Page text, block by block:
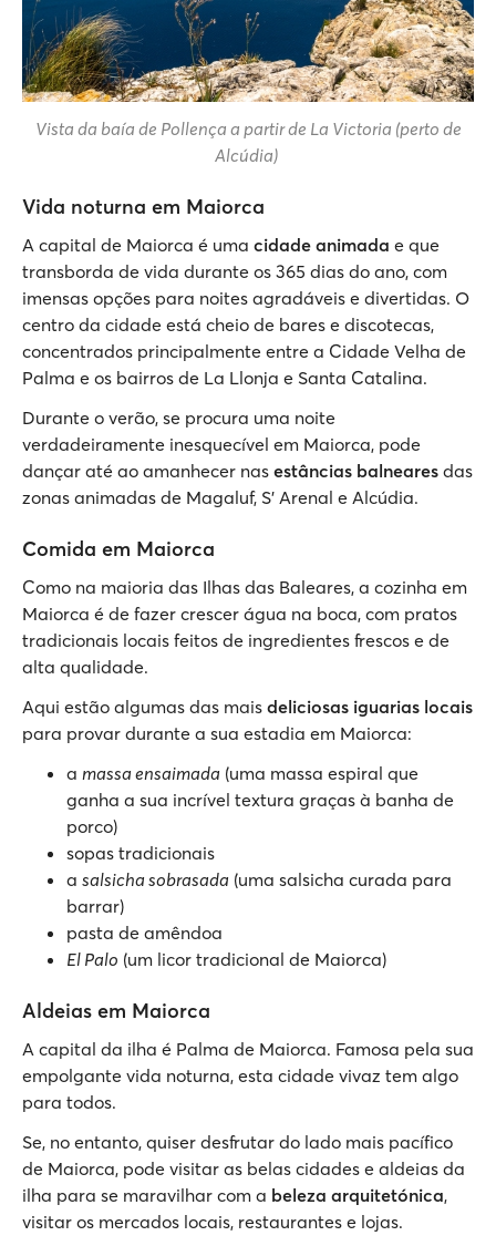
Vista da baía de Pollença a partir de La Victoria (perto de
Alcúdia)
Vida noturna em Maiorca
A capital de Maiorca é uma cidade animada e que
transborda de vida durante os 365 dias do ano, com
imensas opções para noites agradáveis e divertidas. O
centro da cidade está cheio de bares e discotecas,
concentrados principalmente entre a Cidade Velha de
Palma e os bairros de La Llonja e Santa Catalina.
Durante o verão, se procura uma noite
verdadeiramente inesquecível em Maiorca, pode
dançar até ao amanhecer nas estâncias balneares das
zonas animadas de Magaluf, S' Arenal e Alcúdia.
Comida em Maiorca
Como na maioria das Ilhas das Baleares, a cozinha em
Maiorca é de fazer crescer água na boca, com pratos
tradicionais locais feitos de ingredientes frescos e de
alta qualidade.
Aqui estão algumas das mais deliciosas iguarias locais
para provar durante a sua estadia em Maiorca:
a massa ensaimada (uma massa espiral que
ganha a sua incrível textura graças à banha de
porco)
sopas tradicionais
a salsicha sobrasada (uma salsicha curada para
barrar)
pasta de amêndoa
El Palo (um licor tradicional de Maiorca)
Aldeias em Maiorca
A capital da ilha é Palma de Maiorca. Famosa pela sua
empolgante vida noturna, esta cidade vivaz tem algo
para todos.
Se, no entanto, quiser desfrutar do lado mais pacífico
de Maiorca, pode visitar as belas cidades e aldeias da
ilha para se maravilhar com a beleza arquitetónica,
visitar os mercados locais, restaurantes e lojas.